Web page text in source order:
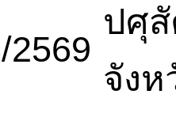
2569
ปศุ
จังห